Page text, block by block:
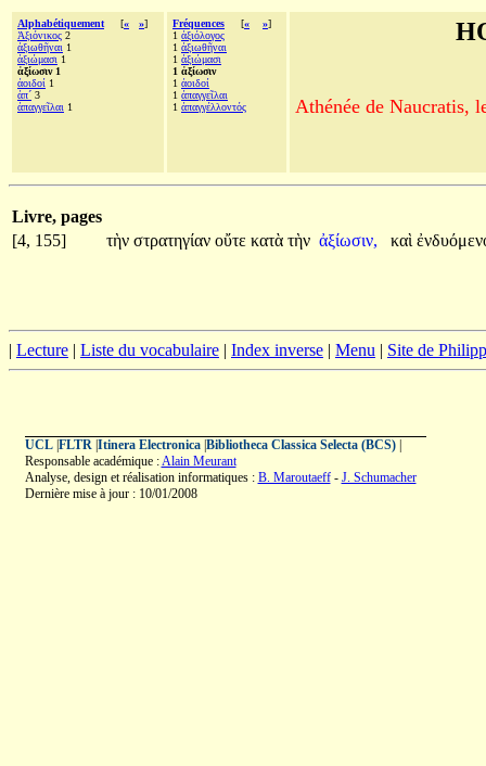
Alphabétiquement [« »]
Ἀξιόνικος 2
ἀξιωθῆναι 1
ἀξιώμασι 1
ἀξίωσιν 1
ἀοιδοί 1
ἀπ´ 3
ἀπαγγεῖλαι 1
Fréquences [« »]
1 ἀξιόλογος
1 ἀξιωθῆναι
1 ἀξιώμασι
1 ἀξίωσιν
1 ἀοιδοί
1 ἀπαγγεῖλαι
1 ἀπαγγέλλοντός Athénée de Naucratis,
Livre, pages
[4, 155]
τὴν στρατηγίαν οὔτε κατὰ τὴν ἀξίωσιν, καὶ
| Lecture | Liste du vocabulaire | Index inverse | Menu | Site de
UCL| FLTR| Itinera Electronica| Bibliotheca Classica Selecta (BCS)|
Responsable académique :Alain Meurant
Analyse, design et réalisation informatiques : B. Maroutaeff- J. Schumacher
Dernière mise à jour : 10/01/2008